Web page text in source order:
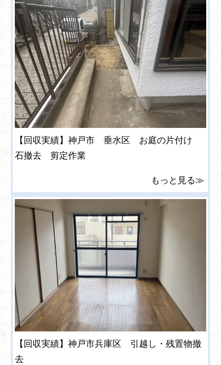
【回収実績】神戸市 垂水区 お庭の片付け
石撤去 剪定作業
もっと見る≫
【回収実績】神戸市兵庫区 引越し・残置物撤
去